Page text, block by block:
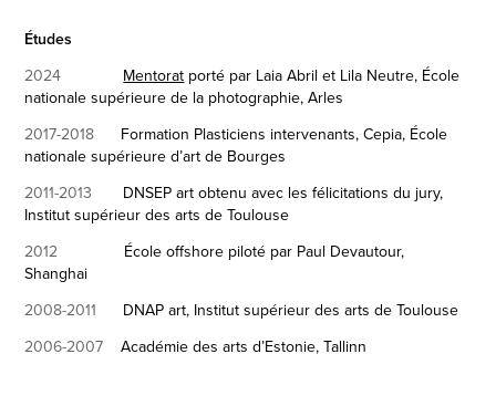
Études
2024 Mentorat porté par Laia Abril et Lila Neutre, École
nationale supérieure de la photographie, Arles
2017-2018 Formation Plasticiens intervenants, Cepia, École
nationale supérieure d’art de Bourges
2011-2013
DNSEP art obtenu avec les félicitations du jury,
Institut supérieur des arts de Toulouse
2012
École offshore piloté par Paul Devautour,
Shanghai
2008-2011
DNAP art, Institut supérieur des arts de Toulouse
2006-2007 Académie des arts d’Estonie, Tallinn